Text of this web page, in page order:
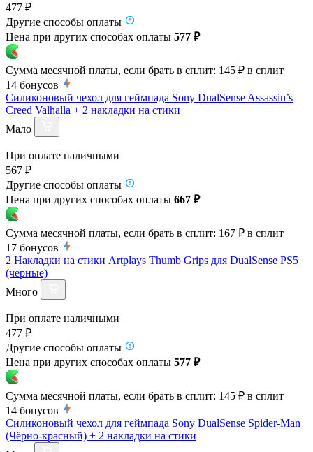
477 ₽
Другие способы оплаты
Цена при других способах оплаты 577 ₽
Сумма месячной платы, если брать в сплит: 145 ₽ в сплит
14 бонусов
Силиконовый чехол для геймпада Sony DualSense Assassin’s
Creed Valhalla + 2 накладки на стики
Мало
При оплате наличными
567 ₽
Другие способы оплаты
Цена при других способах оплаты 667 ₽
Сумма месячной платы, если брать в сплит: 167 ₽ в сплит
17 бонусов
2 Накладки на стики Artplays Thumb Grips для DualSense PS5
(черные)
Много
При оплате наличными
477 ₽
Другие способы оплаты
Цена при других способах оплаты 577 ₽
Сумма месячной платы, если брать в сплит: 145 ₽ в сплит
14 бонусов
Силиконовый чехол для геймпада Sony DualSense Spider-Man
(Чёрно-красный) + 2 накладки на стики